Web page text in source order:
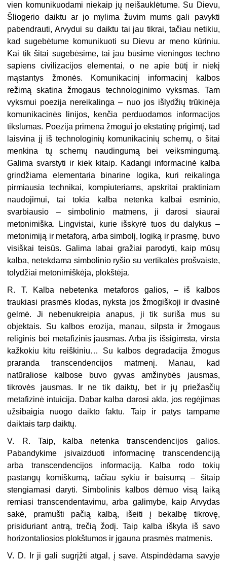
vien komunikuodami niekaip jų neišauklėtume. Su Dievu,
Šliogerio daiktu ar jo mylima žuvim mums gali pavykti
pabendrauti, Arvydui su daiktu tai jau tikrai, tačiau netikiu,
kad sugebėtume komunikuoti su Dievu ar meno kūriniu.
Kai tik šitai sugebėsime, tai jau būsime vieningos techno
sapiens civilizacijos elementai, o ne apie būtį ir niekį
mąstantys žmonės. Komunikacinį informacinį kalbos
režimą skatina žmogaus technologinimo vyksmas. Tam
vyksmui poezija nereikalinga – nuo jos išlydžių trūkinėja
komunikacinės linijos, kenčia perduodamos informacijos
tikslumas. Poezija primena žmogui jo ekstatinę prigimtį, tad
laisvina jį iš technologinių komunikacinių schemų, o šitai
menkina tų schemų naudingumą bei veiksmingumą.
Galima svarstyti ir kiek kitaip. Kadangi informacinė kalba
grindžiama elementaria binarine logika, kuri reikalinga
pirmiausia technikai, kompiuteriams, apskritai praktiniam
naudojimui, tai tokia kalba netenka kalbai esminio,
svarbiausio – simbolinio matmens, ji darosi siaurai
metonimiška. Lingvistai, kurie išskyrė tuos du dalykus –
metonimiją ir metaforą, arba simbolį, logiką ir prasmę, buvo
visiškai teisūs. Galima labai gražiai parodyti, kaip mūsų
kalba, netekdama simbolinio ryšio su vertikalės prošvaiste,
tolydžiai metonimiškėja, plokštėja.
R. T. Kalba nebetenka metaforos galios, – iš kalbos
traukiasi prasmės klodas, nyksta jos žmogiškoji ir dvasinė
gelmė. Ji nebenukreipia anapus, ji tik suriša mus su
objektais. Su kalbos erozija, manau, silpsta ir žmogaus
religinis bei metafizinis jausmas. Arba jis išsigimsta, virsta
kažkokiu kitu reiškiniu… Su kalbos degradacija žmogus
praranda transcendencijos matmenį. Manau, kad
natūraliose kalbose buvo gyvas amžinybės jausmas,
tikrovės jausmas. Ir ne tik daiktų, bet ir jų priežasčių
metafizinė intuicija. Dabar kalba darosi akla, jos regėjimas
užsibaigia nuogo daikto faktu. Taip ir patys tampame
daiktais tarp daiktų.
V. R. Taip, kalba netenka transcendencijos galios.
Pabandykime įsivaizduoti informacinę transcendenciją
arba transcendencijos informaciją. Kalba rodo tokių
pastangų komiškumą, tačiau sykiu ir baisumą – šitaip
stengiamasi daryti. Simbolinis kalbos dėmuo visą laiką
remiasi transcendentavimu, arba galimybe, kaip Arvydas
sakė, pramušti pačią kalbą, išeiti į bekalbę tikrovę,
prisiduriant antrą, trečią žodį. Taip kalba iškyla iš savo
horizontaliosios plokštumos ir įgauna prasmės matmenis.
V. D. Ir ji gali sugrįžti atgal, į save. Atspindėdama savyje